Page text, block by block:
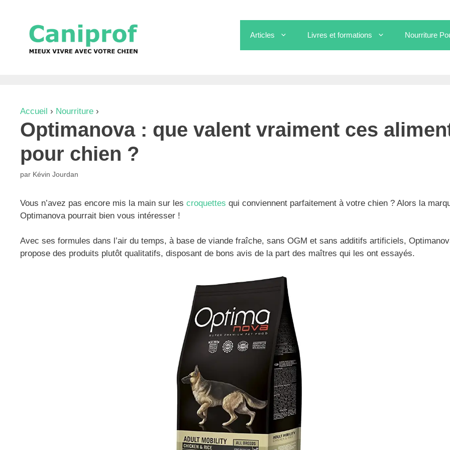
Articles Livres et formations Nourriture
Accueil › Nourriture ›
Optimanova : que valent vraiment ces
pour chien ?
par Kévin Jourdan
Vous n’avez pas encore mis la main sur les croquettes qui conviennent parfaitement à votre chien ? Alors la
Optimanova pourrait bien vous intéresser !
Avec ses formules dans l’air du temps, à base de viande fraîche, sans OGM et sans additifs artificiels,
propose des produits plutôt qualitatifs, disposant de bons avis de la part des maîtres qui les ont essayés.